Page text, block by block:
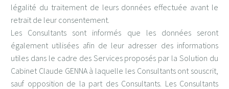
légalité du traitement de leurs données effectuée avant le
retrait de leur consentement.
Les Consultants sont informés que les données seront
également utilisées afin de leur adresser des informations
utiles dans le cadre des Services proposés par la Solution du
Cabinet Claude GENNA à laquelle les Consultants ont souscrit,
sauf opposition de la part des Consultants. Les Consultants